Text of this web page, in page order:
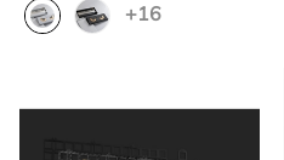
+16